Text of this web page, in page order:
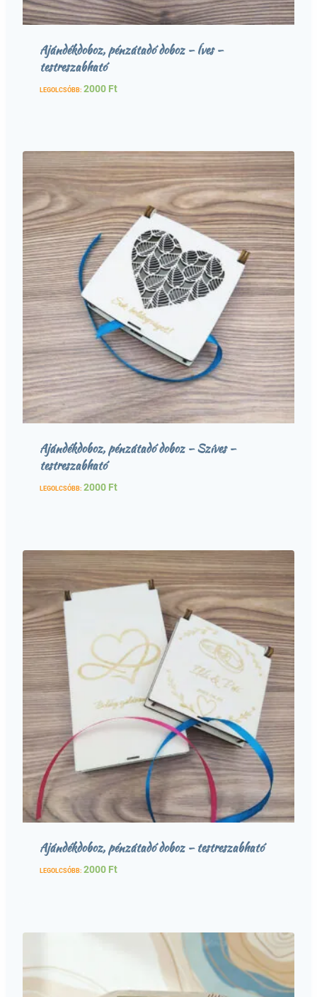
Ajándékdoboz, pénzátadó doboz – Íves –
testreszabható
LEGOLCSÓBB: 2000 Ft
Ajándékdoboz, pénzátadó doboz – Szíves –
testreszabható
LEGOLCSÓBB: 2000 Ft
Ajándékdoboz, pénzátadó doboz – testreszabható
LEGOLCSÓBB: 2000 Ft